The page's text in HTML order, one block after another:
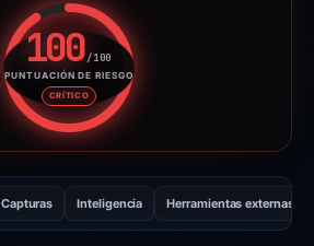
100/100
PUNTUACIÓN DE RIESGO
CRÍTICO
Puntuación de riesgo: 100
Capturas Inteligencia Herramientas externas